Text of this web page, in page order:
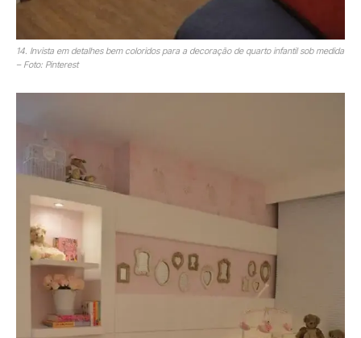
14. Invista em detalhes bem coloridos para a decoração de quarto infantil sob medida
– Foto: Pinterest